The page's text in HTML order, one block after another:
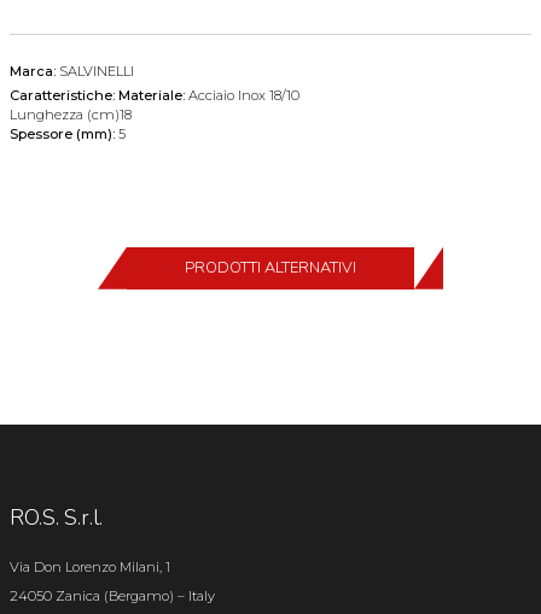
Marca: SALVINELLI
Caratteristiche: Materiale: Acciaio Inox 18/10
Lunghezza (cm)18
Spessore (mm): 5
PRODOTTI ALTERNATIVI
RO.S. S.r.l.
Via Don Lorenzo Milani, 1
24050 Zanica (Bergamo) – Italy